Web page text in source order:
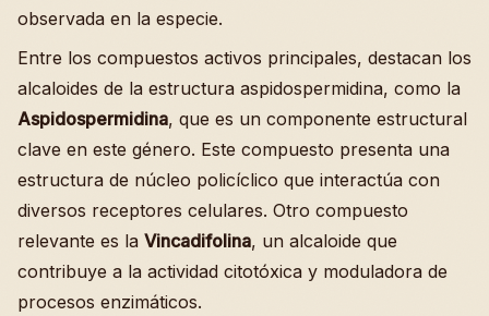
observada en la especie.
Entre los compuestos activos principales, destacan los
alcaloides de la estructura aspidospermidina, como la
Aspidospermidina, que es un componente estructural
clave en este género. Este compuesto presenta una
estructura de núcleo policíclico que interactúa con
diversos receptores celulares. Otro compuesto
relevante es la Vincadifolina, un alcaloide que
contribuye a la actividad citotóxica y moduladora de
procesos enzimáticos.